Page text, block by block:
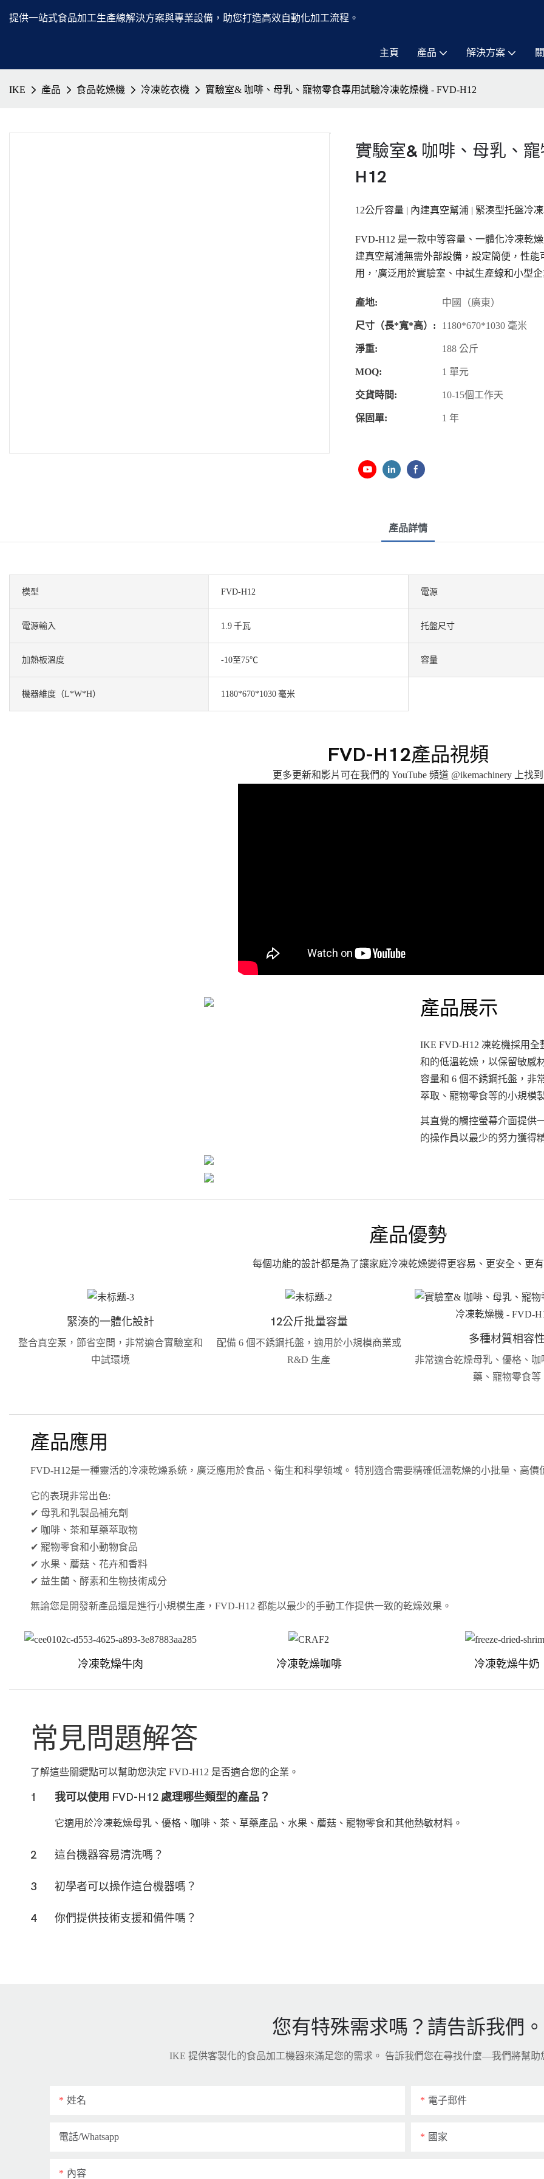
提供一站式食品加工生產線解決方案與專業設備，助您打造高效自動化加工流程。
主頁 產品 解決方案
IKE 產品 食品乾燥機 冷凍乾衣機 實驗室& 咖啡、母乳、寵物零食專用試驗冷凍乾燥機 - FVD-H12
實驗室& 咖啡、母乳、
H12
12公斤容量 | 內建真空幫浦 | 緊湊型托盤冷
FVD-H12 是一款中等容量、一體化冷凍乾
建真空幫浦無需外部設備，設定簡便，性
用，’廣泛用於實驗室、中試生產線和小型
產地:
中國（廣東）
尺寸（長*寬*高）:
1180*670*1030 毫米
淨重:
188 公斤
MOQ:
1 單元
交貨時間:
10-15個工作天
保固單:
1 年
產品詳情
模型 FVD-H12 電源
電源輸入 1.9 千瓦 托盤尺寸
加熱板溫度 -10至75℃ 容量
機器維度（L*W*H） 1180*670*1030 毫米
FVD-H12產品視頻
更多更新和影片可在我們的 YouTube 頻道 @ikemachinery 上找到
產品展示
IKE FVD-H12 凍乾機採用
和的低溫乾燥，以保留敏感
容量和 6 個不銹鋼托盤，非
萃取、寵物零食等的小規模
其直覺的觸控螢幕介面提供
的操作員以最少的努力獲得
產品優勢
每個功能的設計都是為了讓家庭冷凍乾燥變得更容易、更安全、更
緊湊的一體化設計
整合真空泵，節省空間，非常適合實驗室和
中試環境
12公斤批量容量
配備 6 個不銹鋼托盤，適用於小規模商業或
R&D 生產
多種材質相容
非常適合乾燥母乳、優格、
藥、寵物零食等
產品應用
FVD-H12是一種靈活的冷凍乾燥系統，廣泛應用於食品、衛生和科學領域。 特別適合需要精確低溫乾燥的小批量、高價
它的表現非常出色:
✔ 母乳和乳製品補充劑
✔ 咖啡、茶和草藥萃取物
✔ 寵物零食和小動物食品
✔ 水果、蘑菇、花卉和香料
✔ 益生菌、酵素和生物技術成分
無論您是開發新產品還是進行小規模生產，FVD-H12 都能以最少的手動工作提供一致的乾燥效果。
冷凍乾燥牛肉 冷凍乾燥咖啡 冷凍乾燥牛奶
常見問題解答
了解這些關鍵點可以幫助您決定 FVD-H12 是否適合您的企業。
1 我可以使用 FVD-H12 處理哪些類型的產品？
它適用於冷凍乾燥母乳、優格、咖啡、茶、草藥產品、水果、蘑菇、寵物零食和其他熱敏材料。
2 這台機器容易清洗嗎？
3 初學者可以操作這台機器嗎？
4 你們提供技術支援和備件嗎？
您有特殊需求嗎？請告訴我們。
IKE 提供客製化的食品加工機器來滿足您的需求。 告訴我們您在尋找什麼—我們將幫助
姓名 電子郵件
電話/whatsapp 國家
內容